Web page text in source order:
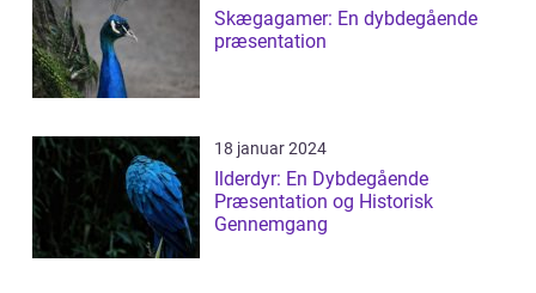
Skægagamer: En dybdegående
præsentation
18 januar 2024
Ilderdyr: En Dybdegående
Præsentation og Historisk
Gennemgang